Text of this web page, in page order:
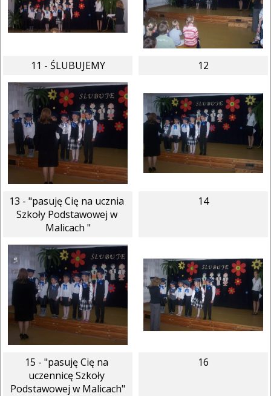
11 - ŚLUBUJEMY 12
13 - "pasuję Cię na ucznia
Szkoły Podstawowej w
Malicach "
14
15 - "pasuję Cię na
uczennicę Szkoły
Podstawowej w Malicach"
16